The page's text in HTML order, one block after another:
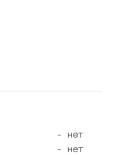
-
нет
-
нет